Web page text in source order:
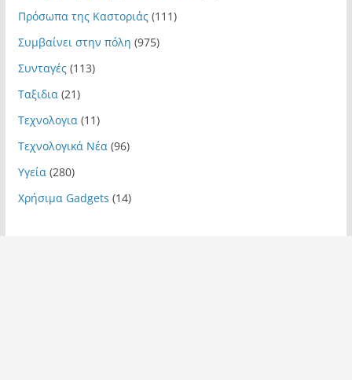
Πρόσωπα της Καστοριάς(111)
Συμβαίνει στην πόλη (975)
Συνταγές(113)
Ταξιδια (21)
Τεχνολογια (11)
Τεχνολογικά Νέα (96)
Υγεία (280)
Χρήσιμα Gadgets (14)